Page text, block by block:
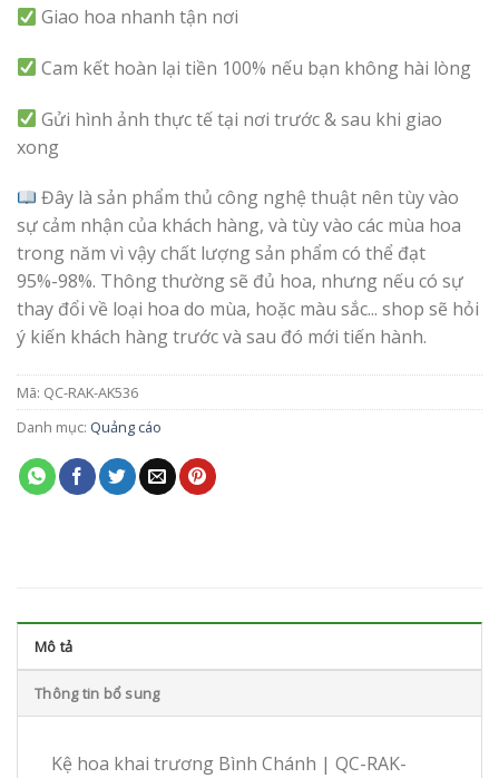
Giao hoa nhanh tận nơi
Cam kết hoàn lại tiền 100% nếu bạn không hài lòng
Gửi hình ảnh thực tế tại nơi trước & sau khi giao
xong
Đây là sản phẩm thủ công nghệ thuật nên tùy vào
sự cảm nhận của khách hàng, và tùy vào các mùa hoa
trong năm vì vậy chất lượng sản phẩm có thể đạt
95%-98%. Thông thường sẽ đủ hoa, nhưng nếu có sự
thay đổi về loại hoa do mùa, hoặc màu sắc... shop sẽ hỏi
ý kiến khách hàng trước và sau đó mới tiến hành.
Mã: QC-RAK-AK536
Danh mục: Quảng cáo
Mô tả
Thông tin bổ sung
Kệ hoa khai trương Bình Chánh | QC-RAK-